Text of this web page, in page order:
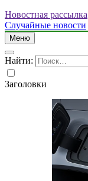
Новостная рассылка
Случайные новости
Меню
Найти:
Заголовки